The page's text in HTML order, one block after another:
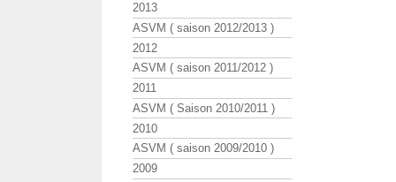
2013
ASVM ( saison 2012/2013 )
2012
ASVM ( saison 2011/2012 )
2011
ASVM ( Saison 2010/2011 )
2010
ASVM ( saison 2009/2010 )
2009